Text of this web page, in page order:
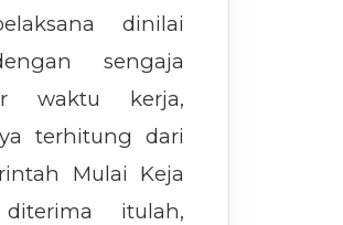
dinilai
sengaja
waktu kerja,
terhitung dari
Mulai Keja
diterima itulah,